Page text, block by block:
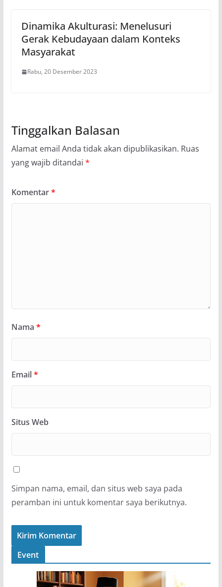
Dinamika Akulturasi: Menelusuri
Gerak Kebudayaan dalam Konteks
Masyarakat
Rabu, 20 Desember 2023
Tinggalkan Balasan
Alamat email Anda tidak akan dipublikasikan. Ruas
yang wajib ditandai *
Komentar*
Nama *
Email*
Situs Web
Simpan nama, email, dan situs web saya pada
peramban ini untuk komentar saya berikutnya.
Event